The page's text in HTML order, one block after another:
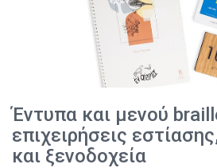
Έντυπα και μενού
επιχειρήσεις
και ξενοδοχεία